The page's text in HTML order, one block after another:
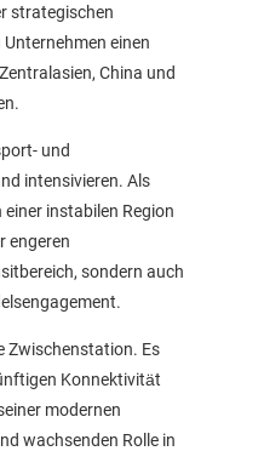
strategischen
einen
China und
und
intensivieren. Als
instabilen Region
engeren
sondern auch
Zwischenstation. Es
Konnektivität
modernen
wachsenden Rolle in